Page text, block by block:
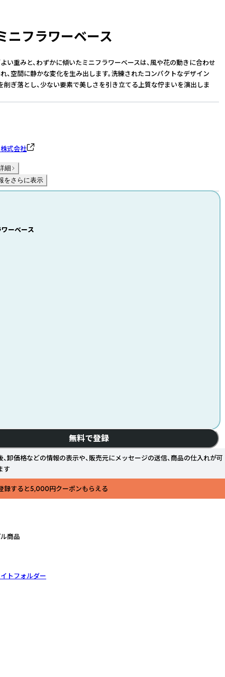
ニフラワーベース
い重みと、わずかに傾いたミニフラワーベースは、風や花の動きに合わせ
、空間に静かな変化を生み出します。洗練されたコンパクトなデザイン
削ぎ落とし、少ない要素で美しさを引き立てる上質な佇まいを演出しま
式会社
細
をさらに表示
ーベース
無料で登録
、卸価格などの情報の表示や、販売元にメッセージの送信、商品の仕入れが可
す
登録すると5,000円クーポンもらえる
商品
トフォルダー